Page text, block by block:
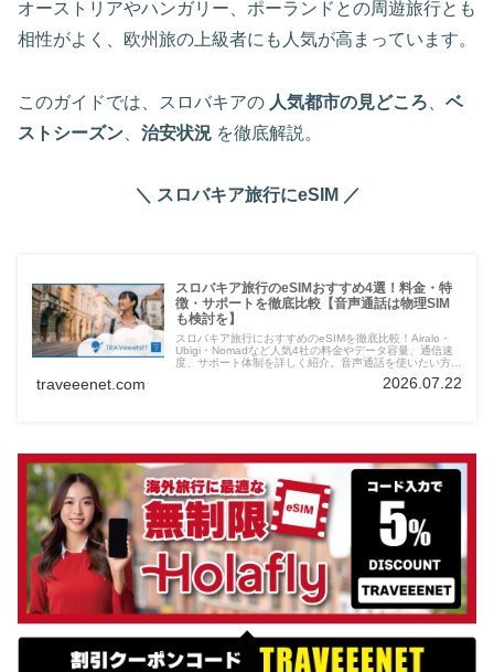
オーストリアやハンガリー、ポーランドとの周遊旅行とも
相性がよく、欧州旅の上級者にも人気が高まっています。
このガイドでは、スロバキアの 人気都市の見どころ
ベ
ストシーズン
治安状況 を徹底解説。
＼ スロバキア旅行にeSIM ／
スロバキア旅行のeSIMおすすめ4選！料金・特
徴・サポートを徹底比較【音声通話は物理SIM
も検討を】
スロバキア旅行におすすめのeSIMを徹底比較！Airalo・
Ubigi・Nomadなど人気4社の料金やデータ容量、通信速
度、サポート体制を詳しく紹介。音声通話を使いたい方に
traveeenet.com 2026.07.22